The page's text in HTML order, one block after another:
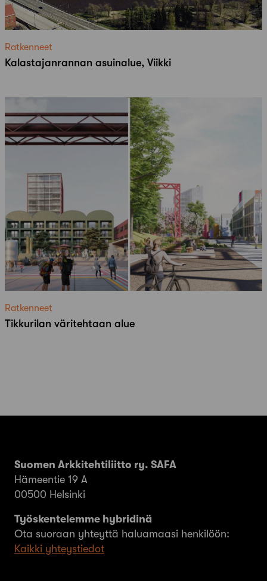
Ratkenneet
Kalastajanrannan asuinalue, Viikki
Ratkenneet
Tikkurilan väritehtaan alue
Suomen Arkkitehtiliitto ry. SAFA
Hämeentie 19 A
00500 Helsinki
Työskentelemme hybridinä
Ota suoraan yhteyttä haluamaasi henkilöön:
Kaikki yhteystiedot